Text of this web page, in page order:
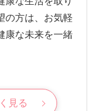
の方は、お気軽
康な未来を一緒
見る